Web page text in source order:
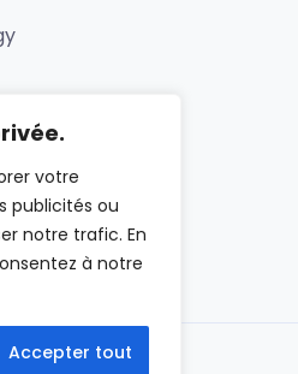
votre
publicités ou
notre trafic. En
à notre
Accepter tout